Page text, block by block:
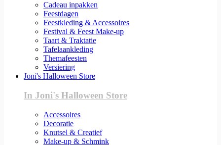
Cadeau inpakken
Feestdagen
Feestkleding & Accessoires
Festival & Feest Make-up
Taart & Traktatie
Tafelaankleding
Themafeesten
Versiering
Joni's Halloween Store
In Joni's Halloween Store
Accessoires
Decoratie
Knutsel & Creatief
Make-up & Schmink